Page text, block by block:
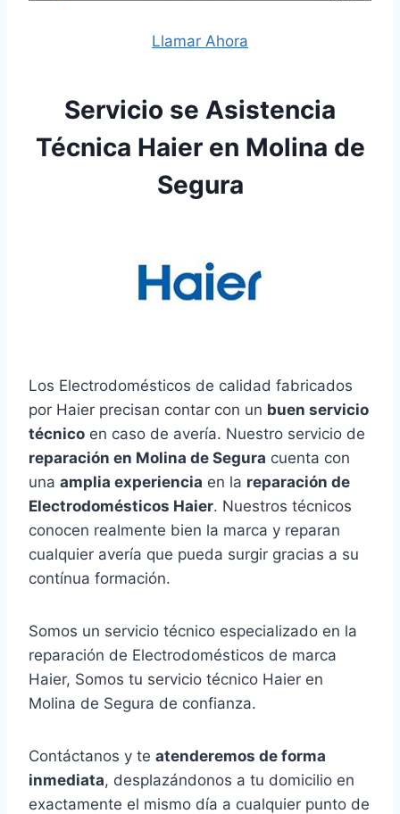
Llamar Ahora
Servicio se Asistencia
Técnica Haier en Molina de
Segura
Los Electrodomésticos de calidad fabricados
por Haier precisan contar con un buen servicio
técnico en caso de avería. Nuestro servicio de
reparación en Molina de Segura cuenta con
una amplia experiencia en la reparación de
Electrodomésticos Haier. Nuestros técnicos
conocen realmente bien la marca y reparan
cualquier avería que pueda surgir gracias a su
contínua formación.
Somos un servicio técnico especializado en la
reparación de Electrodomésticos de marca
Haier, Somos tu servicio técnico Haier en
Molina de Segura de confianza.
Contáctanos y te atenderemos de forma
inmediata, desplazándonos a tu domicilio en
exactamente el mismo día a cualquier punto de